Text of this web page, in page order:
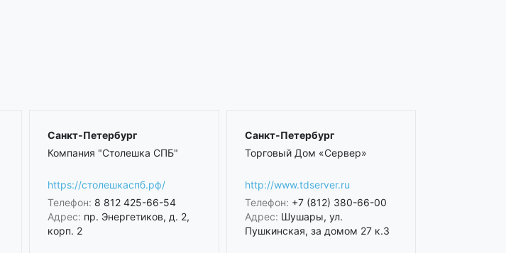
Санкт-Петербург
Компания "Столешка СПБ"
https://столешкаспб.рф/
Телефон: 8 812 425-66-54
Адрес: пр. Энергетиков, д. 2,
корп. 2
Санкт-Петербург
Торговый Дом «Сервер»
http://www.tdserver.ru
Телефон: +7 (812) 380-66-00
Адрес: Шушары, ул.
Пушкинская, за домом 27 к.3